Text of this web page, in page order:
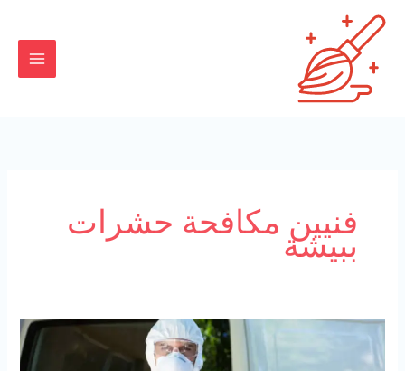
تخطي
المحتوى
فنيين مكافحة حشرات
ببيشة
شركة
مكافحة